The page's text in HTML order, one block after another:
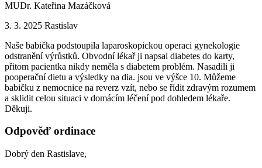
MUDr. Kateřina Mazáčková
3. 3. 2025 Rastislav
Naše babička podstoupila laparoskopickou operaci gynekologie
odstranění výrůstků. Obvodní lékař ji napsal diabetes do karty,
přitom pacientka nikdy neměla s diabetem problém. Nasadili ji
pooperační dietu a výsledky na dia. jsou ve výšce 10. Můžeme
babičku z nemocnice na reverz vzít, nebo se řídit zdravým rozumem
a sklidit celou situaci v domácím léčení pod dohledem lékaře.
Děkuji.
Odpověď ordinace
Dobrý den Rastislave,